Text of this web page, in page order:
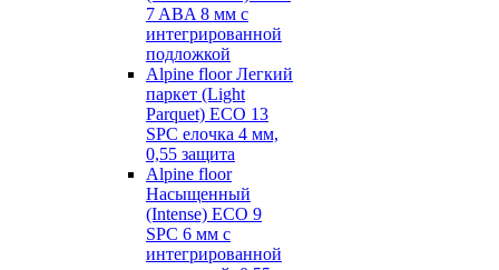
7 ABA 8 мм с
интегрированной
подложкой
Alpine floor Легкий
паркет (Light
Parquet) ECO 13
SPC елочка 4 мм,
0,55 защита
Alpine floor
Насыщенный
(Intense) ECO 9
SPC 6 мм с
интегрированной